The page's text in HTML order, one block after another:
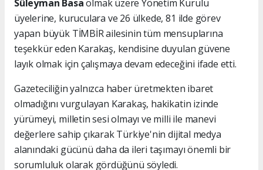
Süleyman Basaolmak üzere Yönetim Kurulu
üyelerine, kuruculara ve 26 ülkede, 81 ilde görev
yapan büyük TİMBİR ailesinin tüm mensuplarına
teşekkür eden Karakaş, kendisine duyulan güvene
layık olmak için çalışmaya devam edeceğini ifade etti.
Gazeteciliğin yalnızca haber üretmekten ibaret
olmadığını vurgulayan Karakaş, hakikatin izinde
yürümeyi, milletin sesi olmayı ve milli ile manevi
değerlere sahip çıkarak Türkiye'nin dijital medya
alanındaki gücünü daha da ileri taşımayı önemli bir
sorumluluk olarak gördüğünü söyledi.